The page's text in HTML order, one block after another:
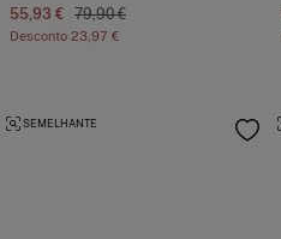
55,93 € 79,90 €
Desconto 23,97 €
SEMELHANTE